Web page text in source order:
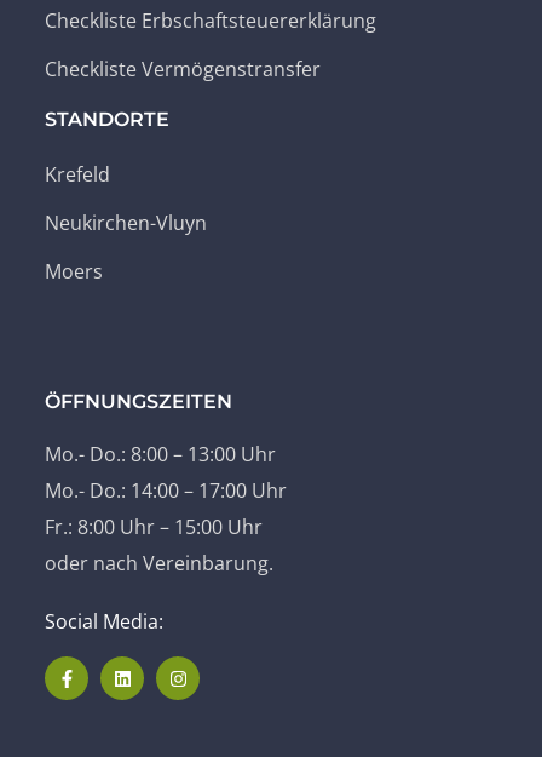
Checkliste Erbschaftsteuererklärung
Checkliste Vermögenstransfer
STANDORTE
Krefeld
Neukirchen-Vluyn
Moers
ÖFFNUNGSZEITEN
Mo.- Do.: 8:00 – 13:00 Uhr
Mo.- Do.: 14:00 – 17:00 Uhr
Fr.: 8:00 Uhr – 15:00 Uhr
oder nach Vereinbarung.
Social Media: